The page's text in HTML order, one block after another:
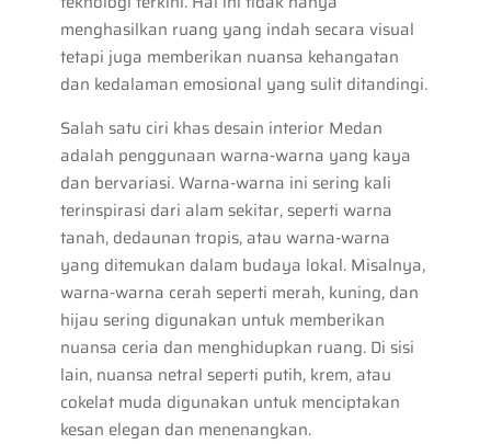
menghasilkan ruang yang indah secara visual
tetapi juga memberikan nuansa kehangatan
dan kedalaman emosional yang sulit ditandingi.
Salah satu ciri khas desain interior Medan
adalah penggunaan warna-warna yang kaya
dan bervariasi. Warna-warna ini sering kali
terinspirasi dari alam sekitar, seperti warna
tanah, dedaunan tropis, atau warna-warna
yang ditemukan dalam budaya lokal. Misalnya,
warna-warna cerah seperti merah, kuning, dan
hijau sering digunakan untuk memberikan
nuansa ceria dan menghidupkan ruang. Di sisi
lain, nuansa netral seperti putih, krem, atau
cokelat muda digunakan untuk menciptakan
kesan elegan dan menenangkan.